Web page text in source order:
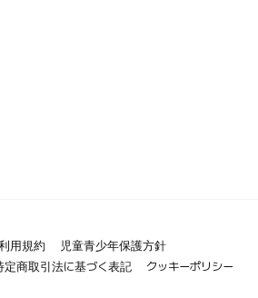
用規約
児童青少年保護方針
定商取引法に基づく表記
クッキーポリシー